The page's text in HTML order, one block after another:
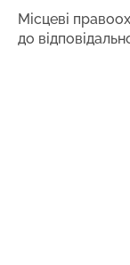
Місцеві
до